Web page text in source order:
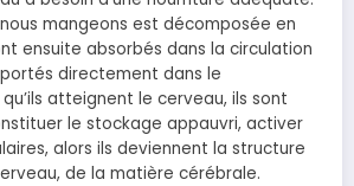
mangeons est décomposée en
ensuite absorbés dans la circulation
directement dans le
atteignent le cerveau, ils sont
le stockage appauvri, activer
alors ils deviennent la structure
de la matière cérébrale.